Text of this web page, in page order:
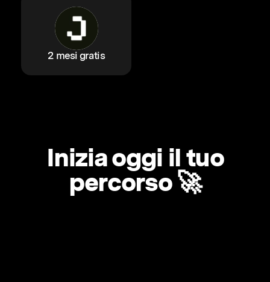
2 mesi gratis
Inizia oggi il tuo
percorso 🚀